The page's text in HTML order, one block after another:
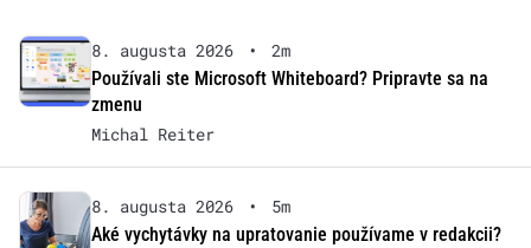
8. augusta 2026 •
2m
Používali ste Microsoft Whiteboard? Pripravte sa na
zmenu
Michal Reiter
8. augusta 2026 •
5m
Aké vychytávky na upratovanie používame v redakcii?